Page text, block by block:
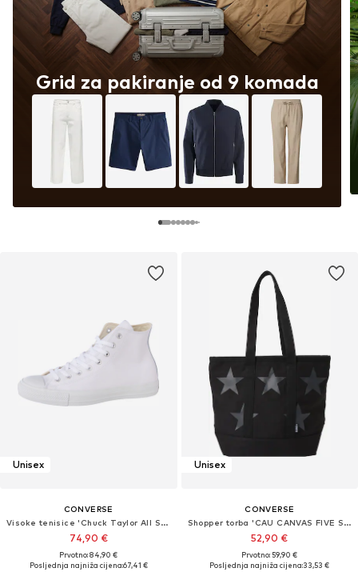
Unisex
CONVERSE
Visoke tenisice 'Chuck Taylor All Star'
74,90 €
Prvotno: 84,90 €
Posljednja najniža cijena:67,41 €
Unisex
CONVERSE
Shopper torba 'CAU CANVAS FIVE STAR'
52,90 €
Prvotno: 59,90 €
Posljednja najniža cijena:33,53 €
Grid za pakiranje od 9 komada